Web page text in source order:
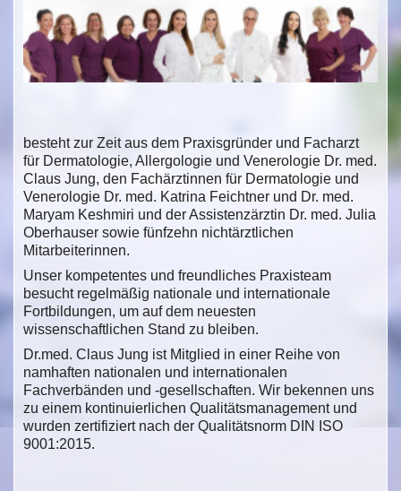
besteht zur Zeit aus dem Praxisgründer und Facharzt
für Dermatologie, Allergologie und Venerologie Dr. med.
Claus Jung, den Fachärztinnen für Dermatologie und
Venerologie Dr. med. Katrina Feichtner und Dr. med.
Maryam Keshmiri und der Assistenzärztin Dr. med. Julia
Oberhauser sowie fünfzehn nichtärztlichen
Mitarbeiterinnen.
Unser kompetentes und freundliches Praxisteam
besucht regelmäßig nationale und internationale
Fortbildungen, um auf dem neuesten
wissenschaftlichen Stand zu bleiben.
Dr.med. Claus Jung ist Mitglied in einer Reihe von
namhaften nationalen und internationalen
Fachverbänden und -gesellschaften. Wir bekennen uns
zu einem kontinuierlichen Qualitätsmanagement und
wurden zertifiziert nach der Qualitätsnorm DIN ISO
9001:2015.